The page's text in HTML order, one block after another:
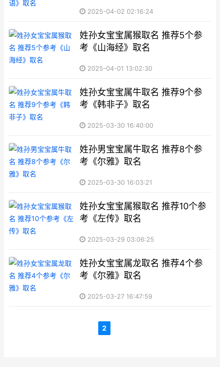
2025-04-02 02:16:24
姓孙女宝宝属猴取名 推荐5个参
考《山海经》取名
2025-04-01 13:02:30
姓孙女宝宝属牛取名 推荐9个参
考《韩非子》取名
2025-03-30 16:40:00
姓孙男宝宝属牛取名 推荐8个参
考《尔雅》取名
2025-03-30 16:03:21
姓孙女宝宝属猴取名 推荐10个参
考《左传》取名
2025-03-29 03:06:25
姓孙女宝宝属龙取名 推荐4个参
考《尔雅》取名
2025-03-27 16:47:59
2